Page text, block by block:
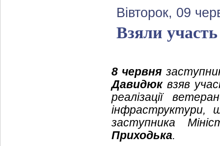
Вівторок, 09
Взяли
8 червня
Давидюквзяв
реалізації
інфраструктури,
заступника
Приходька.